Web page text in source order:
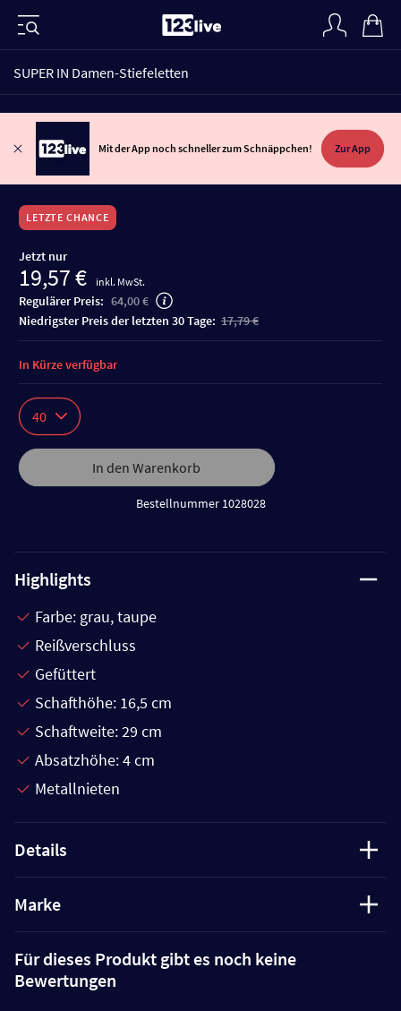
SUPER IN Damen-Stiefeletten
Mit der App noch schneller zum Schnäppchen! Zur App
LETZTE CHANCE
Jetzt nur
19,57 € inkl. MwSt.
Regulärer Preis: 64,00 €
niedrigster Preis der letzten 30 Tage: 17,79 €
40
In den Warenkorb
Bestellnummer 1028028
In Kürze verfügbar
Highlights
Farbe: grau, taupe
Reißverschluss
Gefüttert
Schafthöhe: 16,5 cm
Schaftweite: 29 cm
Absatzhöhe: 4 cm
Metallnieten
Details
Marke
Für dieses Produkt gibt es noch keine
Bewertungen